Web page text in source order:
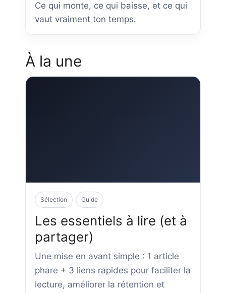
Ce qui monte, ce qui baisse, et ce qui
vaut vraiment ton temps.
À la une
Sélection Guide
Les essentiels à lire (et à
partager)
Une mise en avant simple : 1 article
phare + 3 liens rapides pour faciliter la
lecture, améliorer la rétention et